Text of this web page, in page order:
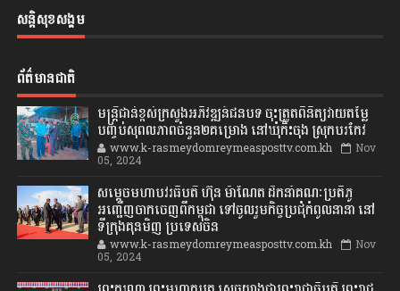
សន្តិសុខសង្គម
ព័ត៌មានជាតិ
មន្ត្រីជាន់ខ្ពស់ក្រសួងអភិវឌ្ឍន៍ជនបទ ចុះត្រួតពិនិត្យវាយតម្លៃ
បញ្ចប់សុពលភាពចំនួន២គម្រោង នៅឃុំកិះចុង ស្រុកបរកែវ
www.k-rasmeydomreymeasposttv.com.kh Nov
05, 2024
សម្តេចមហាបវរធិបតី ហ៊ុន ម៉ាណែត ដឹកនាំគណៈប្រតិភូ
អញ្ជើញចាកចេញពីកម្ពុជា ទៅចូលរួមកិច្ចប្រជុំកំពូលនានា នៅ
ទីក្រុងគុនមិញ ប្រទេសចិន
www.k-rasmeydomreymeasposttv.com.kh Nov
05, 2024